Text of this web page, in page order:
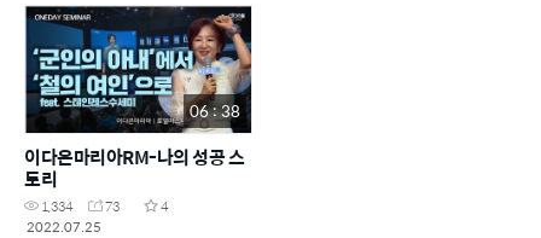
06 : 38
이다은마리아RM-나의 성공 스
토리
1,334 73
4
2022.07.25